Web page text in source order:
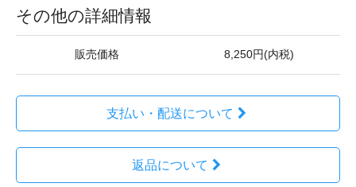
その他の詳細情報
販売価格 8,250円(内税)
支払い・配送について
返品について